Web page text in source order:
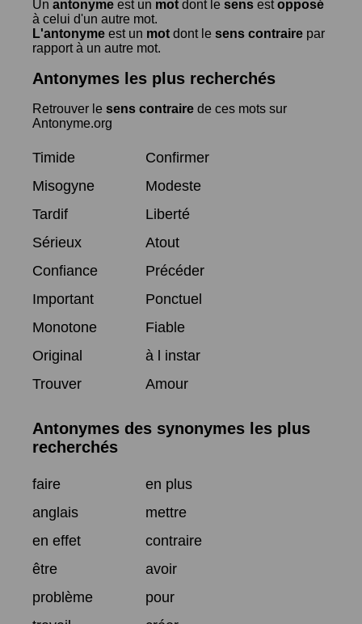
Un antonyme est un mot dont le sens estopposé
à celui d'un autre mot.
L'antonyme est un mot dont le sens contraire par
rapport à un autre mot.
Antonymes les plus recherchés
Retrouver le sens contraire de ces mots sur
Antonyme.org
Timide
Confirmer
Misogyne
Modeste
Tardif
Liberté
Sérieux
Atout
Confiance
Précéder
Important
Ponctuel
Monotone
Fiable
Original
à l instar
Trouver
Amour
Antonymes des synonymes les plus
recherchés
faire
en plus
anglais
mettre
en effet
contraire
être
avoir
problème
pour